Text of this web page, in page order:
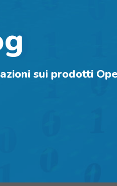
sui prodotti